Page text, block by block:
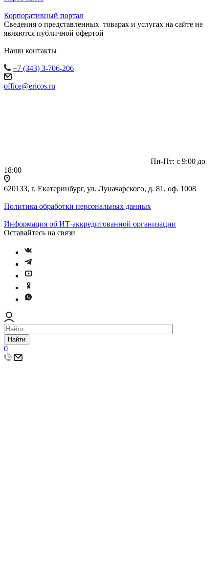
Корпоративный портал
Сведения о представленных товарах и услугах на сайте не
являются публичной офертой
Наши контакты
+7 (343) 3-706-206
office@ericos.ru
Пн-Пт: с 9:00 до
18:00
620133, г. Екатеринбург, ул. Луначарского, д. 81, оф. 1008
Политика обработки персональных данных
Информация об ИТ-аккредитованной организации
Оставайтесь на связи
Найти
0